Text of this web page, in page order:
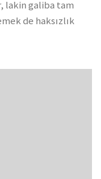
lakin galiba tam
de haksızlık